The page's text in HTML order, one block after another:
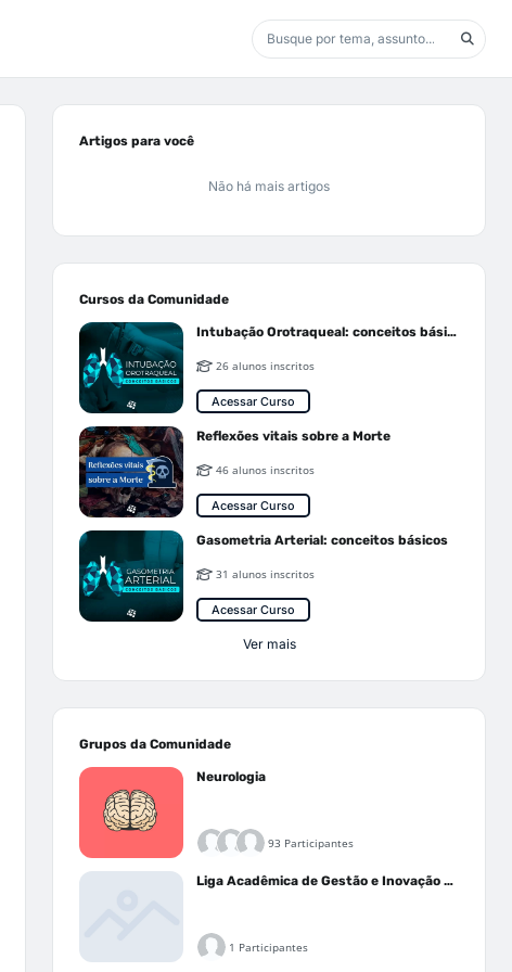
Artigos para você
Não há mais artigos
Cursos da Comunidade
Intubação Orotraqueal: conceitos básicos
26 alunos inscritos
Acessar Curso
Reflexões vitais sobre a Morte
46 alunos inscritos
Acessar Curso
Gasometria Arterial: conceitos básicos
31 alunos inscritos
Acessar Curso
Ver mais
Grupos da Comunidade
Neurologia
93 Participantes
Liga Acadêmica de Gestão e Inovação Médica - LAGIM
1 Participantes